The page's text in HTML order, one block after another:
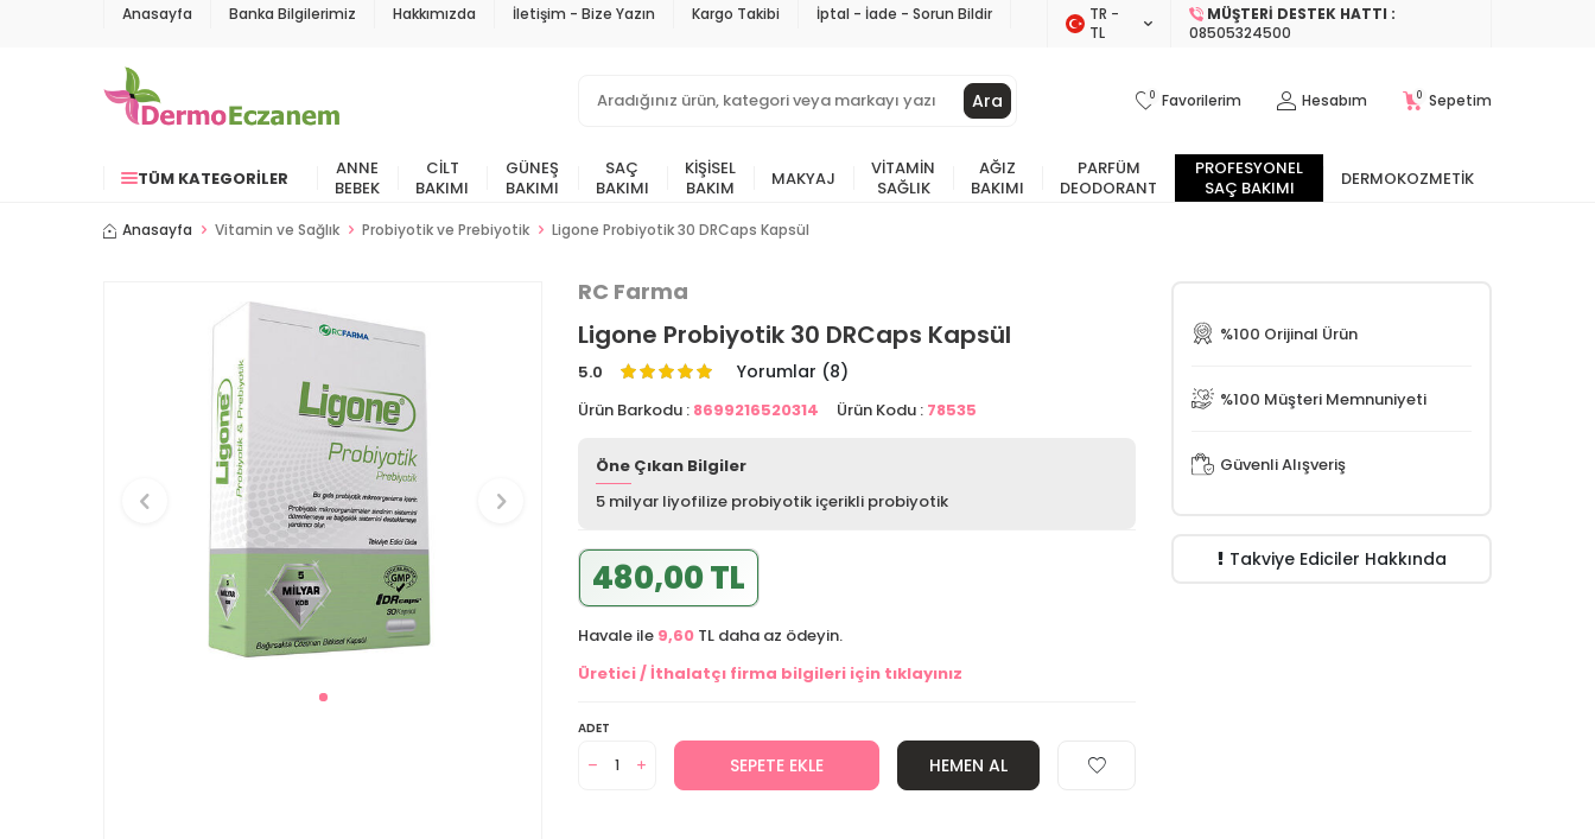
Anasayfa Banka Bilgilerimiz Hakkımızda İletişim - Bize Yazın Kargo Takibi İptal - İade - Sorun Bildir
TR −
TL
MÜŞTERI DESTEK HATTI :
08505324500
Ara 0 Favorilerim Hesabım 0 Sepetim
TÜM KATEGORILER
ANNE
BEBEK
CILT
BAKIMI
GÜNEŞ
BAKIMI
SAÇ
BAKIMI
KIŞISEL
BAKIM
MAKYAJ
VITAMIN
SAĞLIK
AĞIZ
BAKIMI
PARFÜM
DEODORANT
PROFESYONEL
SAÇ BAKIMI
DERMOKOZMETIK
Anasayfa Vitamin ve Sağlık Probiyotik ve Prebiyotik Ligone Probiyotik 30 DRCaps Kapsül
RC Farma
Ligone Probiyotik 30 DRCaps Kapsül
5.0 Yorumlar (8)
Ürün Barkodu : 8699216520314 Ürün Kodu : 78535
Öne Çıkan Bilgiler
5 milyar liyofilize probiyotik içerikli probiyotik
480,00 TL
Havale ile 9,60 TL daha az ödeyin.
Üretici / İthalatçı firma bilgileri için tıklayınız
ADET
SEPETE EKLE HEMEN AL
%100 Orijinal Ürün
%100 Müşteri Memnuniyeti
Güvenli Alışveriş
Takviye Ediciler Hakkında